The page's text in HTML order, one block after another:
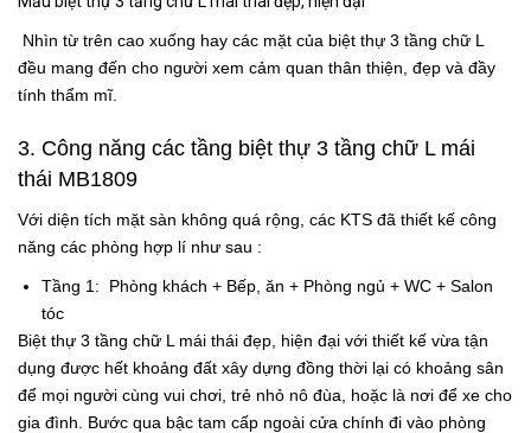
Nhìn từ trên cao xuống hay các mặt của biệt thự 3 tầng chữ L
đều mang đến cho người xem cảm quan thân thiện, đẹp và đầy
tính thẩm mĩ.
3. Công năng các tầng biệt thự 3 tầng chữ L mái
thái MB1809
Với diện tích mặt sàn không quá rộng, các KTS đã thiết kế công
năng các phòng hợp lí như sau :
Tầng 1: Phòng khách + Bếp, ăn + Phòng ngủ + WC + Salon
tóc
Biệt thự 3 tầng chữ L mái thái đẹp, hiện đại với thiết kế vừa tận
dụng được hết khoảng đất xây dựng đồng thời lại có khoảng sân
để mọi người cùng vui chơi, trẻ nhỏ nô đùa, hoặc là nơi để xe cho
gia đình. Bước qua bậc tam cấp ngoài cửa chính đi vào phòng